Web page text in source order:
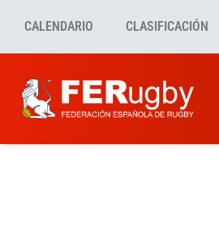
CALENDARIO CLASIFICACIÓN